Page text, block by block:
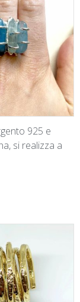
925 e
si realizza a